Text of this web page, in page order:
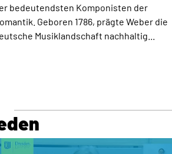
bedeutendsten Komponisten der
Geboren 1786, prägte Weber die
Musiklandschaft nachhaltig...